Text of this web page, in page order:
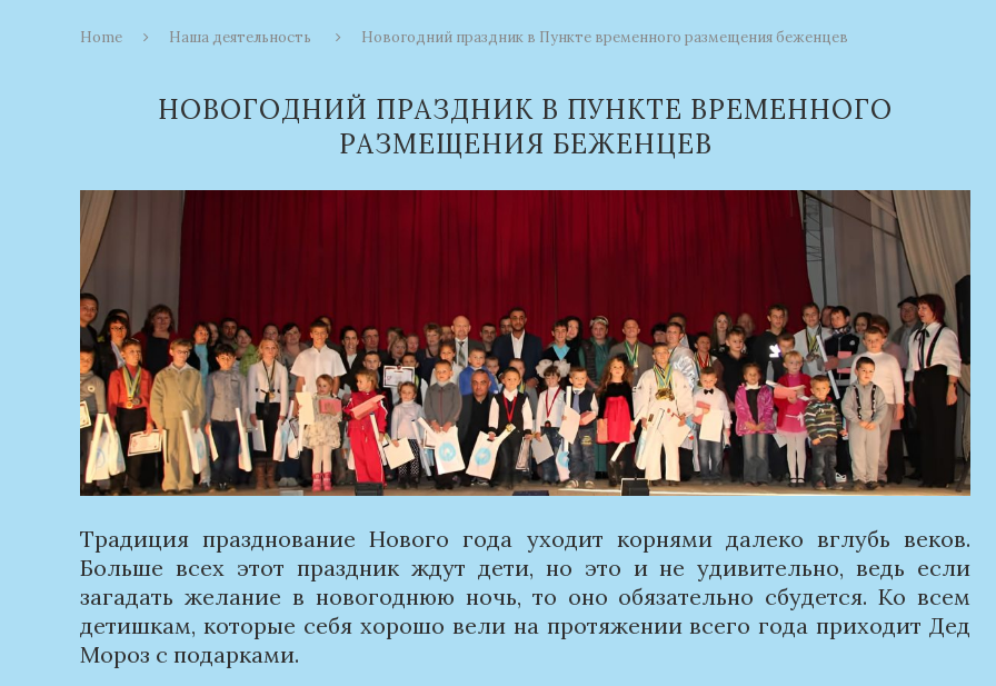
Home Наша деятельность Новогодний праздник в Пункте временного размещения беженцев
НОВОГОДНИЙ ПРАЗДНИК В ПУНКТЕ ВРЕМЕННОГО
РАЗМЕЩЕНИЯ БЕЖЕНЦЕВ
Традиция празднование Нового года уходит корнями далеко вглубь веков.
Больше всех этот праздник ждут дети, но это и не удивительно, ведь если
загадать желание в новогоднюю ночь, то оно обязательно сбудется. Ко всем
детишкам, которые себя хорошо вели на протяжении всего года приходит Дед
Мороз с подарками.